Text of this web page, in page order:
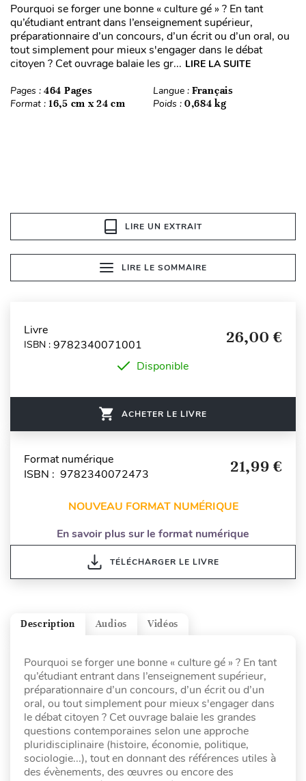
Pourquoi se forger une bonne « culture gé » ? En tant
qu’étudiant entrant dans l’enseignement supérieur,
préparationnaire d’un concours, d’un écrit ou d’un oral, ou
tout simplement pour mieux s'engager dans le débat
citoyen ? Cet ouvrage balaie les gr... LIRE LA SUITE
Pages : 464 Pages Langue : Français
Format : 16,5 cm x 24 cm Poids : 0,684 kg
LIRE UN EXTRAIT
LIRE LE SOMMAIRE
Livre
ISBN : 9782340071001 26,00 €
Disponible
ACHETER LE LIVRE
Format numérique
ISBN : 9782340072473
21,99 €
NOUVEAU FORMAT NUMÉRIQUE
En savoir plus sur le format numérique
TÉLÉCHARGER LE LIVRE
Vidéos
Audios
Description
Pourquoi se forger une bonne « culture gé » ? En tant
qu’étudiant entrant dans l’enseignement supérieur,
préparationnaire d’un concours, d’un écrit ou d’un
oral, ou tout simplement pour mieux s'engager dans
le débat citoyen ? Cet ouvrage balaie les grandes
questions contemporaines selon une approche
pluridisciplinaire (histoire, économie, politique,
sociologie...), tout en donnant des références utiles à
des évènements, des œuvres ou encore des